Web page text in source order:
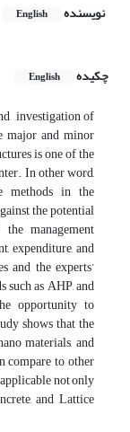
نویسنده English
چکیده English
investigation of
major and minor
is one of the
In other word,
methods in the
the potential
management
expenditure, and
and the experts’
as AHP, and
opportunity to
shows that the
materials, and
compare to other
not only
and Lattice